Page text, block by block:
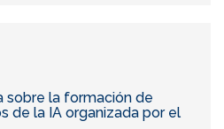
sobre la formación de
de la IA organizada por el